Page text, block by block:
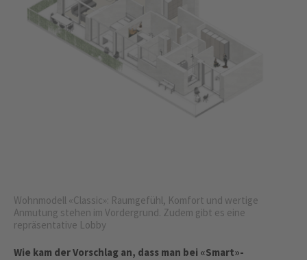
Wohnmodell «Classic»: Raumgefühl, Komfort und wertige
Anmutung stehen im Vordergrund. Zudem gibt es eine
repräsentative Lobby
Wie kam der Vorschlag an, dass man bei «Smart»-